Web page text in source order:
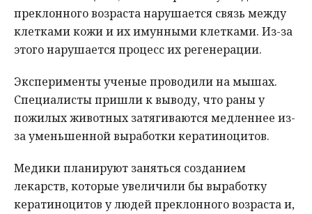
преклонного возраста нарушается связь между
клетками кожи и их имунными клетками. Из-за
этого нарушается процесс их регенерации.
Эксперименты ученые проводили на мышах.
Специалисты пришли к выводу, что раны у
пожилых животных затягиваются медленнее из-
за уменьшенной выработки кератиноцитов.
Медики планируют заняться созданием
лекарств, которые увеличили бы выработку
кератиноцитов у людей преклонного возраста и,